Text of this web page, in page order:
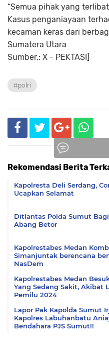
“Semua pihak yang
Kasus penganiayaan
kecaman keras dari
Sumatera Utara
Sumber,: X - PEKTASI]
#polri
Rekomendasi Berita
Kapolresta Deli Serdang,
Ucapkan Selamat
Ditlantas Polda Sumut
Abang Betor
Kapolrestabes Medan
Simanjuntak berencana
NasDem
Kapolrestabes Medan
Yang Sedang Sakit, Akibat
Pemilu 2024
Lapor Pak Kapolda Sumut
Kapolres Labuhanbatu
Bendahara PJS Sumut!!